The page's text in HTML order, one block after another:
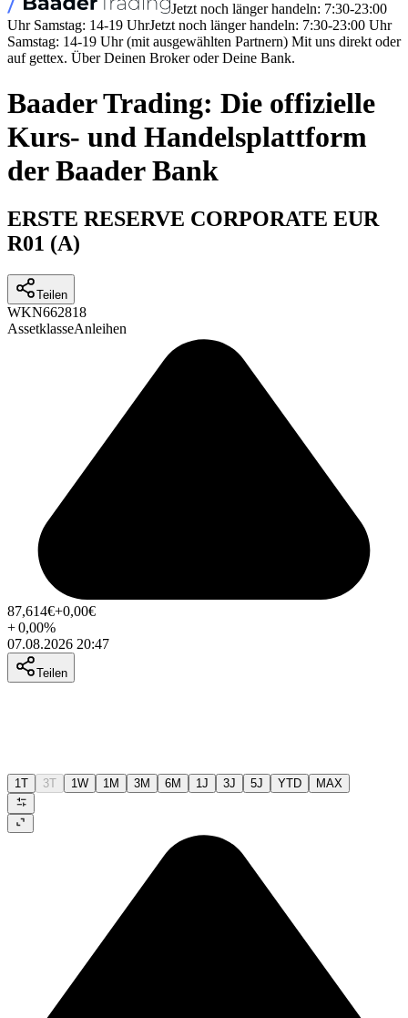
Jetzt noch länger handeln: 7:30-23:00
Uhr Samstag: 14-19 UhrJetzt noch länger handeln: 7:30-23:00 Uhr
Samstag: 14-19 Uhr (mit ausgewählten Partnern) Mit uns direkt oder
auf gettex. Über Deinen Broker oder Deine Bank.
Baader Trading: Die offizielle
Kurs- und Handelsplattform
der Baader Bank
ERSTE RESERVE CORPORATE EUR
R01 (A)
Teilen
WKN662818
AssetklasseAnleihen
87,614€+0,00€
+0,00%
07.08.2026 20:47
Teilen
1T 3T 1W 1M 3M 6M 1J 3J 5J YTD MAX